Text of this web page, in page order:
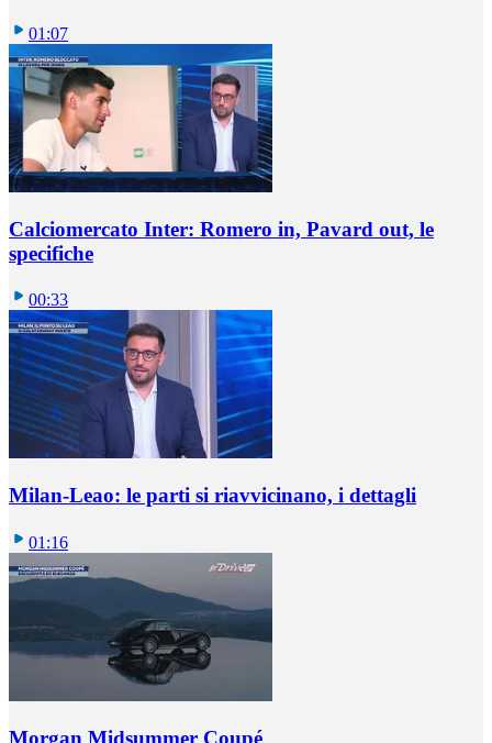
01:07
Calciomercato Inter: Romero in, Pavard out, le
specifiche
00:33
Milan-Leao: le parti si riavvicinano, i dettagli
01:16
Morgan Midsummer Coupé